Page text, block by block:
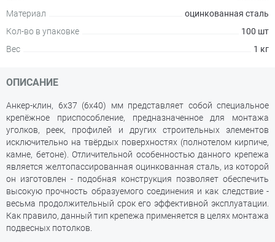
Материал
оцинкованная сталь
Кол-во в упаковке
100 шт
Вес
1 кг
ОПИСАНИЕ
Анкер-клин, 6х37 (6х40) мм представляет собой специальное
крепёжное приспособление, предназначенное для монтажа
уголков, реек, профилей и других строительных элементов
исключительно на твёрдых поверхностях (полнотелом кирпиче,
камне, бетоне). Отличительной особенностью данного крепежа
является желтопассированная оцинкованная сталь, из которой
он изготовлен - подобная конструкция позволяет обеспечить
высокую прочность образуемого соединения и как следствие -
весьма продолжительный срок его эффективной эксплуатации.
Как правило, данный тип крепежа применяется в целях монтажа
подвесных потолков.